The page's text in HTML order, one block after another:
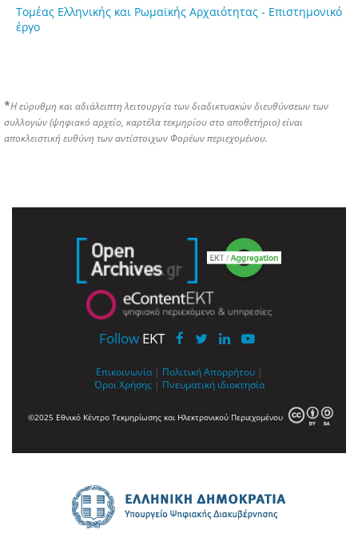
Τομέας Ελληνικής και Ρωμαϊκής Αρχαιότητας - Επιστημονικό
έργο
*Η εύρυθμη και αδιάλειπτη λειτουργία των διαδικτυακών διευθύνσεων των
συλλογών (ψηφιακό αρχείο, καρτέλα τεκμηρίου στο αποθετήριο) είναι
αποκλειστική ευθύνη των αντίστοιχων Φορέων περιεχομένου.
Follow EKT
Επικοινωνία | Πολιτική Απορρήτου |
Όροι Χρήσης | Πνευματική ιδιοκτησία
©2025 Εθνικό Κέντρο Τεκμηρίωσης και Ηλεκτρονικού Περιεχομένου